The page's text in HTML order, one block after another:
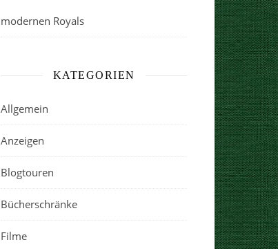
modernen Royals
KATEGORIEN
Allgemein
Anzeigen
Blogtouren
Bücherschränke
Filme